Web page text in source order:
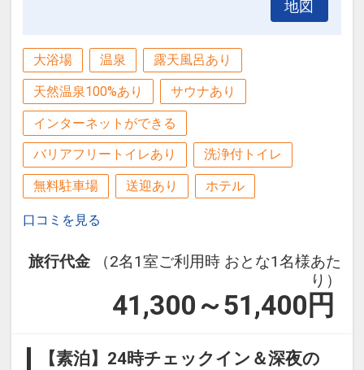
地図
大浴場 温泉 露天風呂あり
天然温泉100%あり サウナあり
インターネットができる
バリアフリートイレあり 洗浄付トイレ
無料駐車場 送迎あり ホテル
口コミを見る
旅行代金
（2名1室ご利用時 おとな1名様あた
り）
41,300～51,400 円
【素泊】24時チェックイン＆深夜の